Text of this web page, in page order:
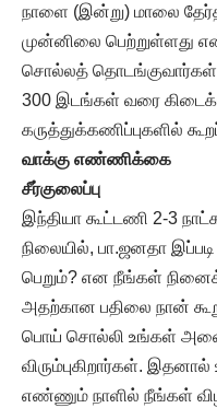
நாளை (இன்று) மாலை
முன்னிலை பெற்றுள்ளது
சொல்லத் தொடங்குவார்கள்.
300 இடங்கள் வரை
கருத்துக்கணிப்புகளில்
வாக்கு எண்ணிக்கை
சீர்குலைப்பு
இந்தியா கூட்டணி 2-3
நிலையில், பா.ஜனதா
பெறும்? என நீங்கள்
அதற்கான பதிலை நான்
பொய் சொல்லி உங்கள்
விரும்புகிறார்கள்.
எண்ணும் நாளில் நீங்கள்